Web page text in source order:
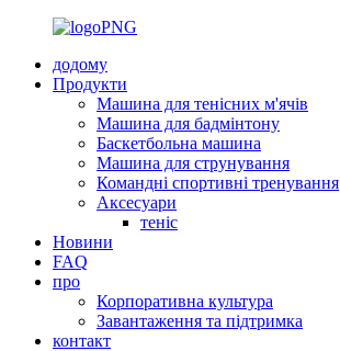
додому
Продукти
Машина для тенісних м'ячів
Машина для бадмінтону
Баскетбольна машина
Машина для струнування
Командні спортивні тренування
Аксесуари
теніс
Новини
FAQ
про
Корпоративна культура
Завантаження та підтримка
контакт